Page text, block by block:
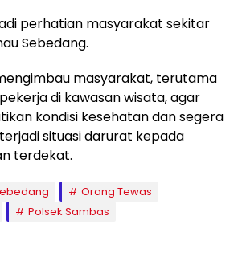
perhatian masyarakat sekitar
Sebedang.
masyarakat, terutama
di kawasan wisata, agar
kondisi kesehatan dan segera
situasi darurat kepada
terdekat.
Orang Tewas
Polsek Sambas